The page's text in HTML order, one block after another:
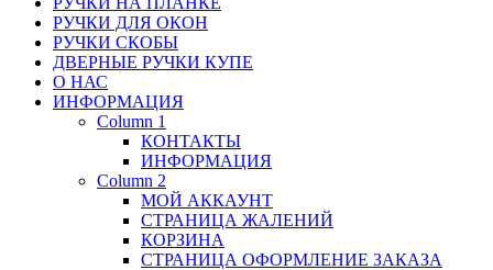
РУЧКИ ДЛЯ ОКОН
РУЧКИ СКОБЫ
ДВЕРНЫЕ РУЧКИ КУПЕ
О НАС
ИНФОРМАЦИЯ
Column 1
КОНТАКТЫ
ИНФОРМАЦИЯ
Column 2
МОЙ АККАУНТ
СТРАНИЦА ЖАЛЕНИЙ
КОРЗИНА
СТРАНИЦА ОФОРМЛЕНИЕ ЗАКАЗА